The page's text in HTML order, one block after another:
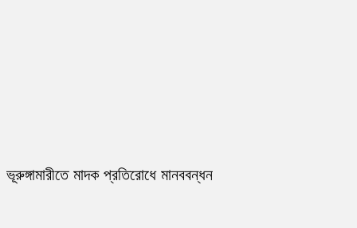
ভূরুঙ্গামারীতে মাদক প্রতিরোধে মানববন্ধন